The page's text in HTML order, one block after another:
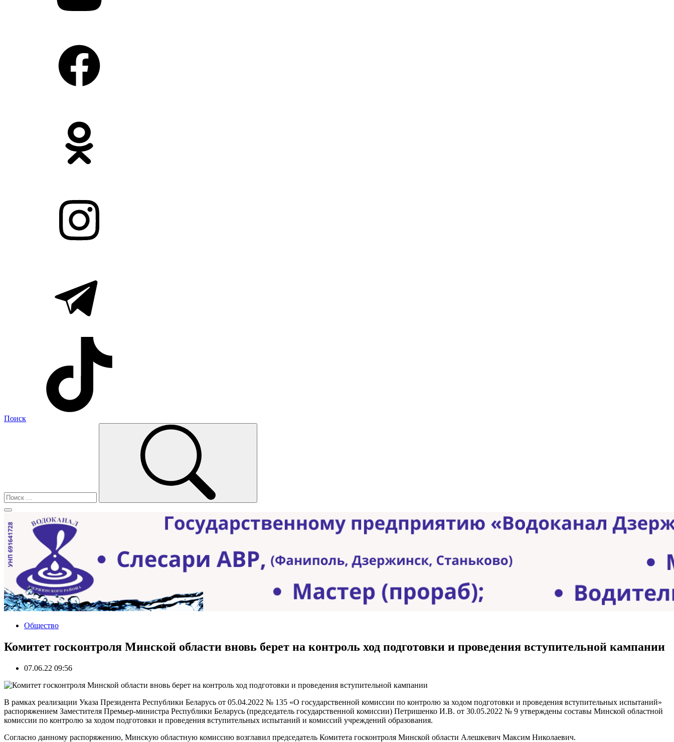
Поиск
Общество
Комитет госконтроля Минской области вновь берет на контроль ход подготовки и проведения вступительной кампании
07.06.22 09:56
В рамках реализации Указа Президента Республики Беларусь от 05.04.2022 № 135 «О государственной комиссии по контролю за ходом подготовки и проведения вступительных испытаний»
распоряжением Заместителя Премьер-министра Республики Беларусь (председатель государственной комиссии) Петришенко И.В. от 30.05.2022 № 9 утверждены составы Минской областной
комиссии по контролю за ходом подготовки и проведения вступительных испытаний и комиссий учреждений образования.
Согласно данному распоряжению, Минскую областную комиссию возглавил председатель Комитета госконтроля Минской области Алешкевич Максим Николаевич.